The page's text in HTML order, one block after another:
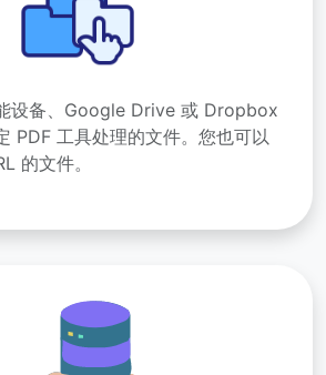
设备、Google Drive 或 Dropbox
PDF 工具处理的文件。您也可以
的文件。